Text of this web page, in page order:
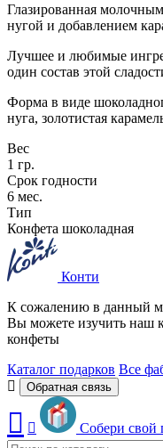
Глазированная
нугой и добавлением
Лучшее и любимые
один состав этой
Форма в виде
нуга, золотистая
Вес
1 гр.
Срок годности
6 мес.
Тип
Конфета шоколадная
Конти
К сожалению в данный
Вы можете изучить наш
конфеты
Каталог подарков Все
Обратная связь
Собери свой